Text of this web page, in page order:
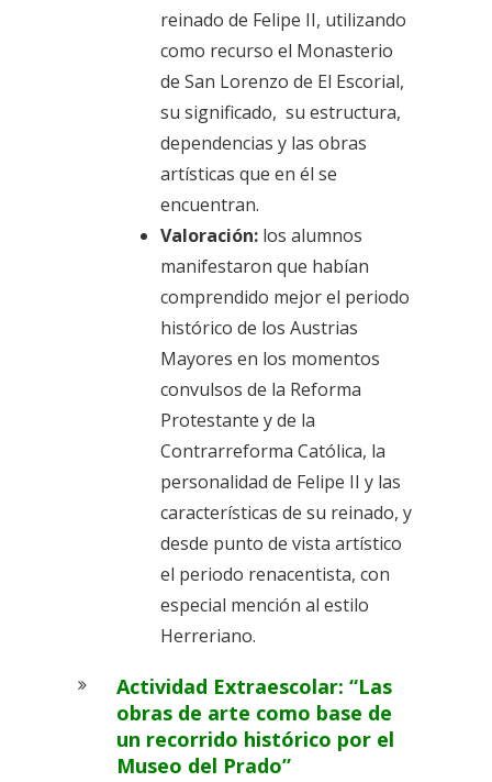
reinado de Felipe II, utilizando
como recurso el Monasterio
de San Lorenzo de El Escorial,
su significado, su estructura,
dependencias y las obras
artísticas que en él se
encuentran.
Valoración: los alumnos
manifestaron que habían
comprendido mejor el periodo
histórico de los Austrias
Mayores en los momentos
convulsos de la Reforma
Protestante y de la
Contrarreforma Católica, la
personalidad de Felipe II y las
características de su reinado, y
desde punto de vista artístico
el periodo renacentista, con
especial mención al estilo
Herreriano.
Actividad Extraescolar:“Las
obras de arte como base de
un recorrido histórico por el
Museo del Prado”